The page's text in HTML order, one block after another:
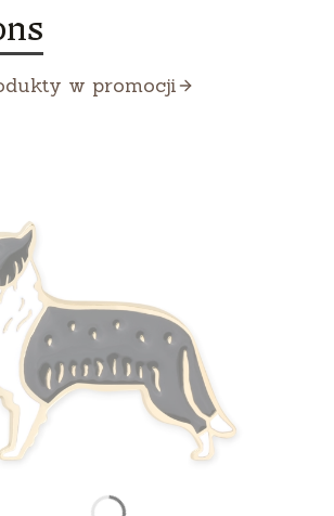
w promocji